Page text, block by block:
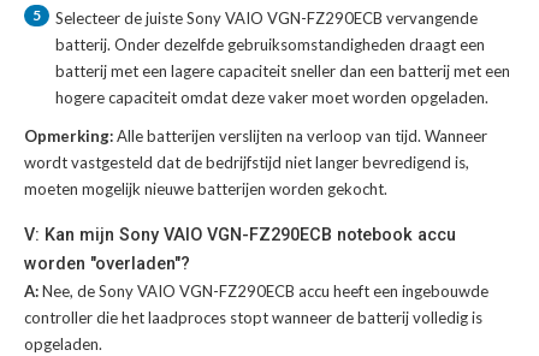
5 Selecteer de juisteSony VAIO VGN-FZ290ECB vervangende
batterij. Onder dezelfde gebruiksomstandigheden draagt een
batterij met een lagere capaciteit sneller dan een batterij met een
hogere capaciteit omdat deze vaker moet worden opgeladen.
Opmerking:Alle batterijen verslijten na verloop van tijd. Wanneer
wordt vastgesteld dat de bedrijfstijd niet langer bevredigend is,
moeten mogelijk nieuwe batterijen worden gekocht.
V: Kan mijn Sony VAIO VGN-FZ290ECB notebook accu
worden "overladen"?
A:Nee, de Sony VAIO VGN-FZ290ECB accu heeft een ingebouwde
controller die het laadproces stopt wanneer de batterij volledig is
opgeladen.